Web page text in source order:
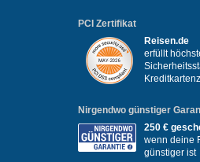
PCI Zertifikat
Reisen.de
erfüllt
Nirgendwo günstiger
250 €
wenn deine
günstiger ist